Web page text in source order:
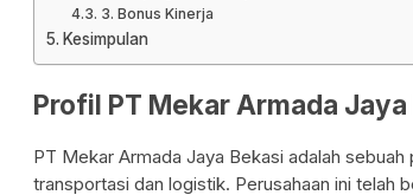
3. Bonus Kinerja
Kesimpulan
Profil PT Mekar Armada Jaya
PT Mekar Armada Jaya Bekasi adalah
transportasi dan logistik. Perusahaan ini telah